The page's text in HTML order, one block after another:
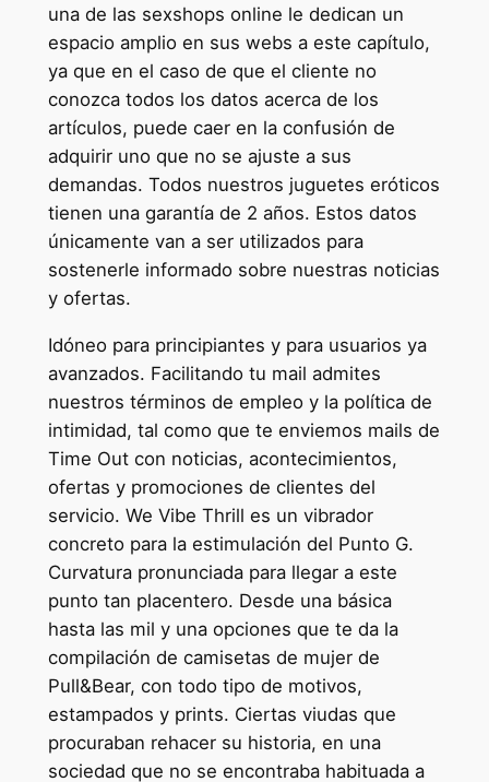
una de las sexshops online le dedican un
espacio amplio en sus webs a este capítulo,
ya que en el caso de que el cliente no
conozca todos los datos acerca de los
artículos, puede caer en la confusión de
adquirir uno que no se ajuste a sus
demandas. Todos nuestros juguetes eróticos
tienen una garantía de 2 años. Estos datos
únicamente van a ser utilizados para
sostenerle informado sobre nuestras noticias
y ofertas.
Idóneo para principiantes y para usuarios ya
avanzados. Facilitando tu mail admites
nuestros términos de empleo y la política de
intimidad, tal como que te enviemos mails de
Time Out con noticias, acontecimientos,
ofertas y promociones de clientes del
servicio. We Vibe Thrill es un vibrador
concreto para la estimulación del Punto G.
Curvatura pronunciada para llegar a este
punto tan placentero. Desde una básica
hasta las mil y una opciones que te da la
compilación de camisetas de mujer de
Pull&Bear, con todo tipo de motivos,
estampados y prints. Ciertas viudas que
procuraban rehacer su historia, en una
sociedad que no se encontraba habituada a